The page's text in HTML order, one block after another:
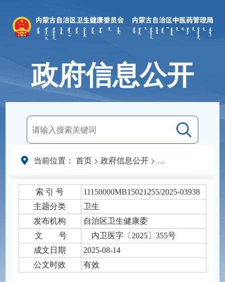
政府信息公开
当前位置： 首页> 政府信息公开> 法定主动公开内容
索 引 号
11150000MB15021255/2025-03938
主题分类
卫生
发布机构
自治区卫生健康委
文 号
内卫医字〔2025〕355号
成文日期
2025-08-14
公文时效
有效